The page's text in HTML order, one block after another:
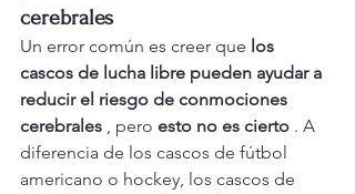
cerebrales
Un error común es creer que los
cascos de lucha libre pueden ayudar a
reducir el riesgo de conmociones
cerebrales , pero esto no es cierto . A
diferencia de los cascos de fútbol
americano o hockey, los cascos de